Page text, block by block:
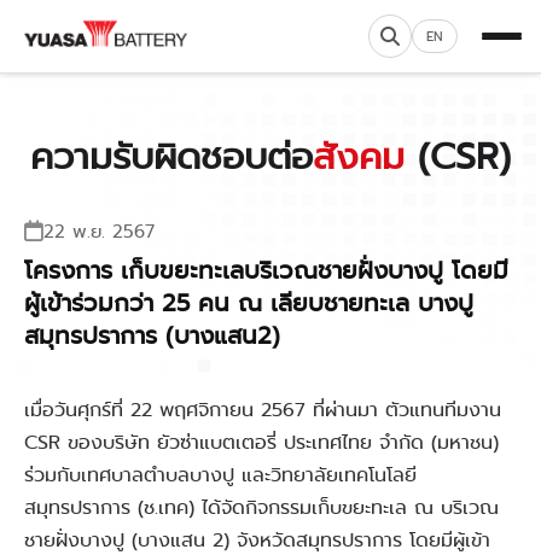
EN
ความรับผิดชอบต่อสังคม (CSR)
22 พ.ย. 2567
โครงการ เก็บขยะทะเลบริเวณชายฝั่งบางปู โดยมี
ผู้เข้าร่วมกว่า 25 คน ณ เลียบชายทะเล บางปู
สมุทรปราการ (บางแสน2)
เมื่อวันศุกร์ที่ 22 พฤศจิกายน 2567 ที่ผ่านมา ตัวแทนทีมงาน
CSR ของบริษัท ยัวซ่าแบตเตอรี่ ประเทศไทย จำกัด (มหาชน)
ร่วมกับเทศบาลตำบลบางปู และวิทยาลัยเทคโนโลยี
สมุทรปราการ (ช.เทค) ได้จัดกิจกรรมเก็บขยะทะเล ณ บริเวณ
ชายฝั่งบางปู (บางแสน 2) จังหวัดสมุทรปราการ โดยมีผู้เข้า